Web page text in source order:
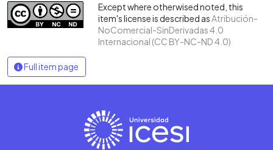
Except where otherwised noted, this
item's license is described asAtribución-
NoComercial-SinDerivadas 4.0
Internacional (CC BY-NC-ND 4.0)
Full item page